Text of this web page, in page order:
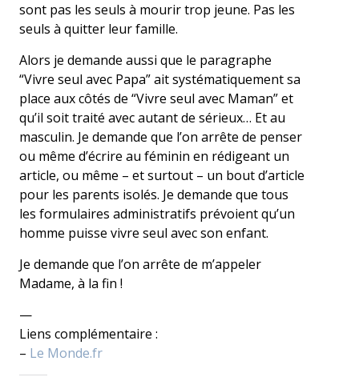
sont pas les seuls à mourir trop jeune. Pas les
seuls à quitter leur famille.
Alors je demande aussi que le paragraphe
“Vivre seul avec Papa” ait systématiquement sa
place aux côtés de “Vivre seul avec Maman” et
qu’il soit traité avec autant de sérieux… Et au
masculin. Je demande que l’on arrête de penser
ou même d’écrire au féminin en rédigeant un
article, ou même – et surtout – un bout d’article
pour les parents isolés. Je demande que tous
les formulaires administratifs prévoient qu’un
homme puisse vivre seul avec son enfant.
Je demande que l’on arrête de m’appeler
Madame, à la fin !
—
Liens complémentaire :
– Le Monde.fr